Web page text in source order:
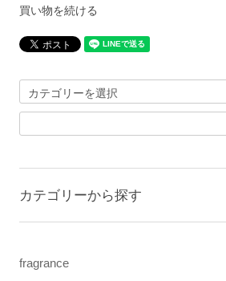
買い物を続ける
カテゴリーから探す
fragrance